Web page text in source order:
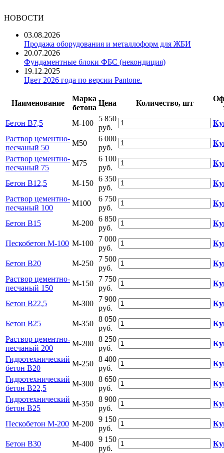
НОВОСТИ
03.08.2026
Продажа оборудования и металлоформ для ЖБИ
20.07.2026
Фундаментные блоки ФБС (некондиция)
19.12.2025
Цвет 2026 года по версии Pantone.
Наименование
Марка
бетона
Цена Количество, шт
Бетон B7,5
М-100
5 850
руб.
Раствор цементно-
песчаный 50
М50
6 000
руб.
Раствор цементно-
песчаный 75
М75
6 100
руб.
Бетон B12,5 М-150
6 350
руб.
Раствор цементно-
песчаный 100
М100
6 750
руб.
Бетон B15 М-200
6 850
руб.
Пескобетон М-100 М-100
7 000
руб.
Бетон B20 М-250
7 500
руб.
Раствор цементно-
песчаный 150
М-150
7 750
руб.
Бетон B22,5 М-300
7 900
руб.
Бетон B25 М-350
8 050
руб.
Раствор цементно-
песчаный 200
М-200
8 250
руб.
Гидротехнический
бетон В20
М-250
8 400
руб.
Гидротехнический
бетон В22,5
М-300
8 650
руб.
Гидротехнический
бетон В25
М-350
8 900
руб.
Пескобетон М-200 М-200
9 150
руб.
Бетон B30 М-400
9 150
руб.